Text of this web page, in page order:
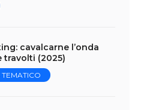
cavalcarne l’onda
travolti (2025)